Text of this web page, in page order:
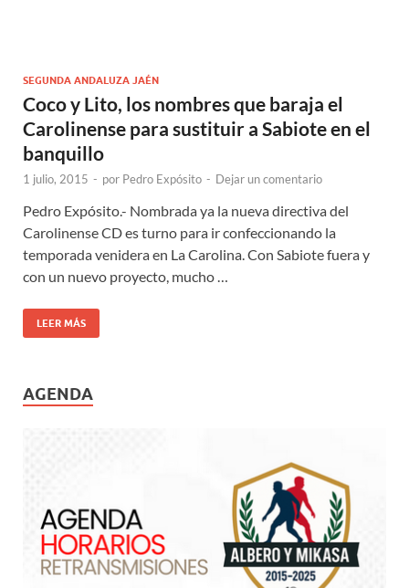
SEGUNDA ANDALUZA JAÉN
Coco y Lito, los nombres que baraja el
Carolinense para sustituir a Sabiote en el
banquillo
1 julio, 2015 - por Pedro Expósito - Dejar un comentario
Pedro Expósito.- Nombrada ya la nueva directiva del
Carolinense CD es turno para ir confeccionando la
temporada venidera en La Carolina. Con Sabiote fuera y
con un nuevo proyecto, mucho …
LEER MÁS
AGENDA